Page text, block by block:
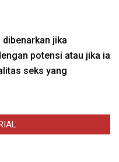
jika
potensi atau jika ia
seks yang